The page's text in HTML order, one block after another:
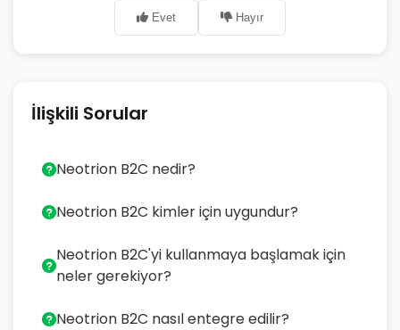
Evet Hayır
İlişkili Sorular
Neotrion B2C nedir?
Neotrion B2C kimler için uygundur?
Neotrion B2C'yi kullanmaya başlamak için
neler gerekiyor?
Neotrion B2C nasıl entegre edilir?